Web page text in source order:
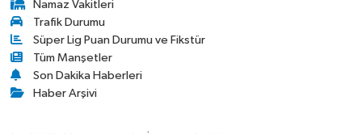
Namaz Vakitleri
Trafik Durumu
Süper Lig Puan Durumu ve Fikstür
Tüm Manşetler
Son Dakika Haberleri
Haber Arşivi